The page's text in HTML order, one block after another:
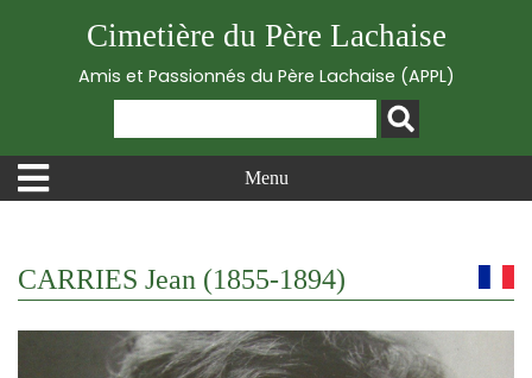
Cimetière du Père Lachaise
Amis et Passionnés du Père Lachaise (APPL)
Menu
CARRIES Jean (1855-1894)